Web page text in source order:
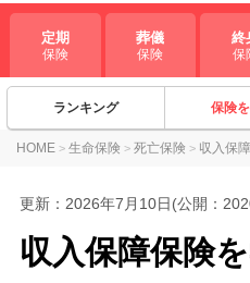
定期
保険
葬儀
保険
終
保
ランキング 保険
HOME > 生命保険 > 死亡保険 > 収入保
更新： 2026年7月10日(公開：
収入保障保険